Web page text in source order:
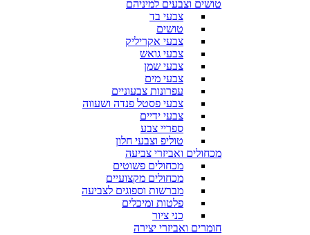
טושים וצבעים למיניהם
צבעי בד
טושים
צבעי אקריליק
צבעי גואש
צבעי שמן
צבעי מים
עפרונות צבעוניים
צבעי פסטל פנדה ושעווה
צבעי ידיים
ספריי צבע
טוליפ וצבעי חלון
מכחולים ואביזרי צביעה
מכחולים פשוטים
מכחולים מקצועיים
מברשות וספוגים לצביעה
פלטות ומיכלים
כני ציור
חומרים ואביזרי יצירה